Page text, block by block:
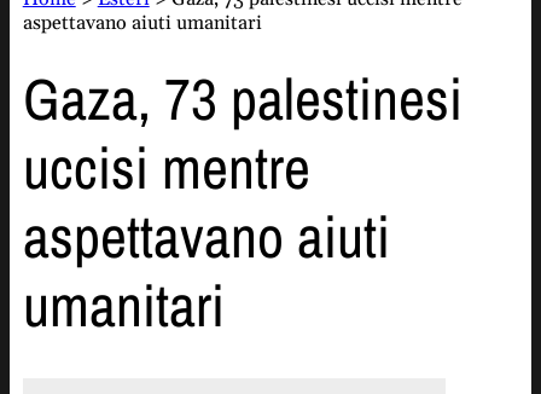
aspettavano aiuti umanitari
Gaza, 73 palestinesi
uccisi mentre
aspettavano aiuti
umanitari